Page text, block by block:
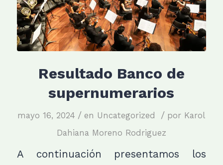
Resultado Banco de
supernumerarios
mayo 16, 2024 / en Uncategorized / por Karol
Dahiana Moreno Rodriguez
A continuación presentamos los